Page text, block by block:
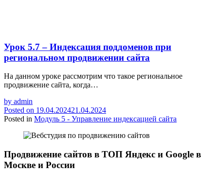
Урок 5.7 – Индексация поддоменов при
региональном продвижении сайта
На данном уроке рассмотрим что такое региональное
продвижение сайта, когда…
by admin
Posted on 19.04.202421.04.2024
Posted in Модуль 5 - Управление индексацией сайта
Продвижение сайтов в ТОП Яндекс и Google в
Москве и России